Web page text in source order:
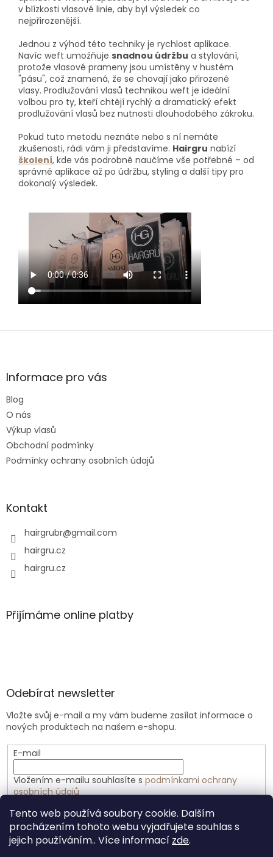
Tento web používá soubory cookie. Dalším
procházením tohoto webu vyjadřujete souhlas s
jejich používáním.. Více informací zde.
v blízkosti vlasové linie, aby byl výsledek co
nejpřirozenější.
Jednou z výhod této techniky je rychlost aplikace.
Navíc weft umožňuje snadnou údržbu a stylování,
protože vlasové prameny jsou umístěny v hustém
"pásu", což znamená, že se chovají jako přirozené
vlasy. Prodlužování vlasů technikou weft je ideální
volbou pro ty, kteří chtějí rychlý a dramatický efekt
prodlužování vlasů bez nutnosti dlouhodobého zákroku.
Pokud tuto metodu neznáte nebo s ní nemáte
zkušenosti, rádi vám ji představíme. Hairgru nabízí
školení, kde vás podrobně naučíme vše potřebné – od
správné aplikace až po údržbu, styling a další tipy pro
dokonalý výsledek.
Z
aInformace pro vás
Blog
O nás
Výkup vlasů
Obchodní podmínky
Podmínky ochrany osobních údajů
Kontakt
hairgrubr@gmail.com
hairgru.cz
hairgru.cz
Přijímáme online platby
Odebírat newsletter
Vložte svůj e-mail a my vám budeme zasílat informace o
nových produktech na našem e-shopu.
E-mail
Vložením e-mailu souhlasíte s podmínkami ochrany
osobních údajů
PŘIHLÁSIT SE